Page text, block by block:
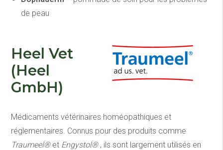
de peau
Heel Vet
(Heel
GmbH)
Médicaments vétérinaires homéopathiques et
réglementaires. Connus pour des produits comme
Traumeel®et Engystol®, ils sont largement utilisés en